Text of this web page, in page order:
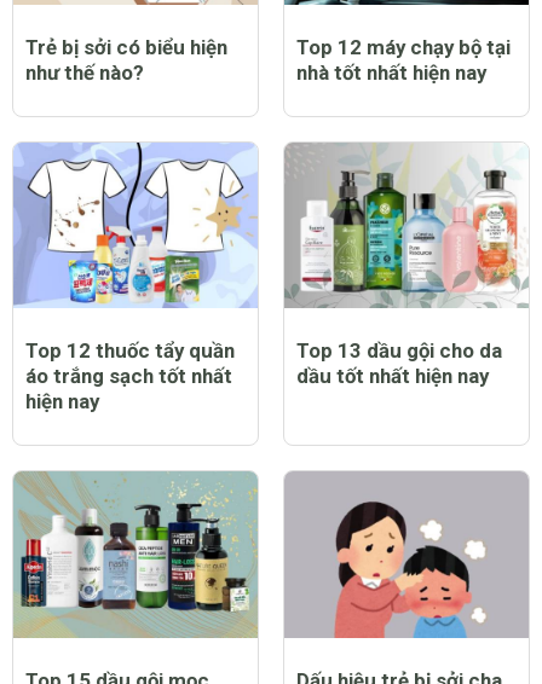
Trẻ bị sởi có biểu hiện
như thế nào?
Top 12 máy chạy bộ tại
nhà tốt nhất hiện nay
Top 12 thuốc tẩy quần
áo trắng sạch tốt nhất
hiện nay
Top 13 dầu gội cho da
dầu tốt nhất hiện nay